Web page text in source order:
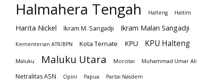
Halmahera Tengah Halteng Haltim
Harita Nickel Ikram M. Sangadji Ikram Malan Sangadji
Kementerian ATR/BPN Kota Ternate KPU KPU Halteng
Maluku Maluku Utara Morotai Muhammad Umar Ali
Netralitas ASN Opini Papua Partai Nasdem